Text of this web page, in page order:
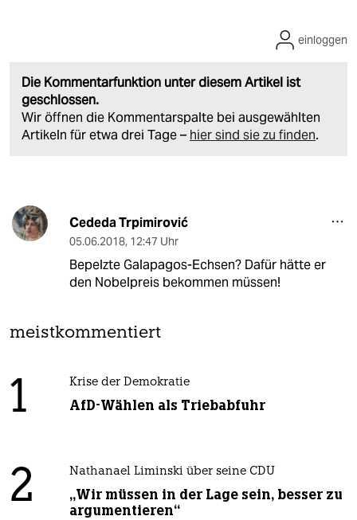
Die Kommentarfunktion unter diesem Artikel ist
geschlossen.
Wir öffnen die Kommentarspalte bei ausgewählten
Artikeln für etwa drei Tage – hier sind sie zu finden.
einloggen
Cededa Trpimirović
05.06.2018, 12:47 Uhr
Bepelzte Galapagos-Echsen? Dafür hätte er
den Nobelpreis bekommen müssen!
meistkommentiert
1 Krise der Demokratie
AfD-Wählen als Triebabfuhr
2 Nathanael Liminski über seine CDU
„Wir müssen in der Lage sein, besser zu
argumentieren“